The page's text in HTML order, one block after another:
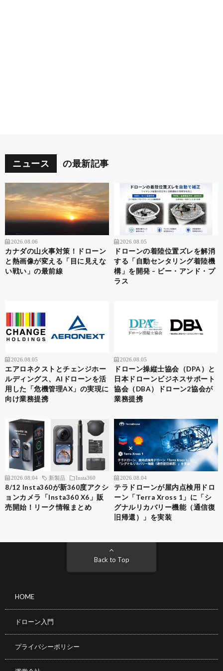
ニュース の最新記事
2026.08.06
カナダの山火事対策！ドローン
と熱画像が変える「目に見えな
い戦い」の最前線
2026.08.05
ドローンの着陸位置ズレを解消
する「自動センタリング着陸機
構」を開発 – ビー・アンド・プ
ラス
2026.08.05
エアロネクストとチェンジホー
ルディングス、AIドローンを活
用した「危機管理AX」の実現に
向け業務提携
2026.08.05
ドローン操縦士協会（DPA）と
日本ドローンビジネスサポート
協会（DBA）ドローン2協会が
業務提携
2026.08.04 新製品 Insta360
8/12 Insta360が新360度アクシ
ョンカメラ「Insta360 X6」販
売開始！リーク情報まとめ
2026.08.04
テラドローンが屋内点検用ドロ
ーン「Terra Xross 1」に「シ
グナルリカバリー機能（通信復
旧帰還）」を実装
Back to Top
HOME
ドローン入門
プライバシーポリシー